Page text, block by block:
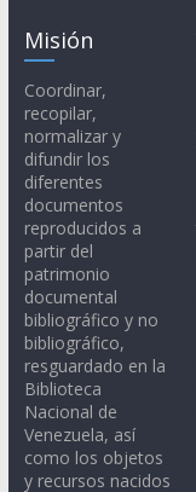
Misión
Coordinar,
recopilar,
normalizar y
difundir los
diferentes
documentos
reproducidos a
partir del
patrimonio
documental
bibliográfico y no
bibliográfico,
resguardado en la
Biblioteca
Nacional de
Venezuela, así
como los objetos
y recursos nacidos